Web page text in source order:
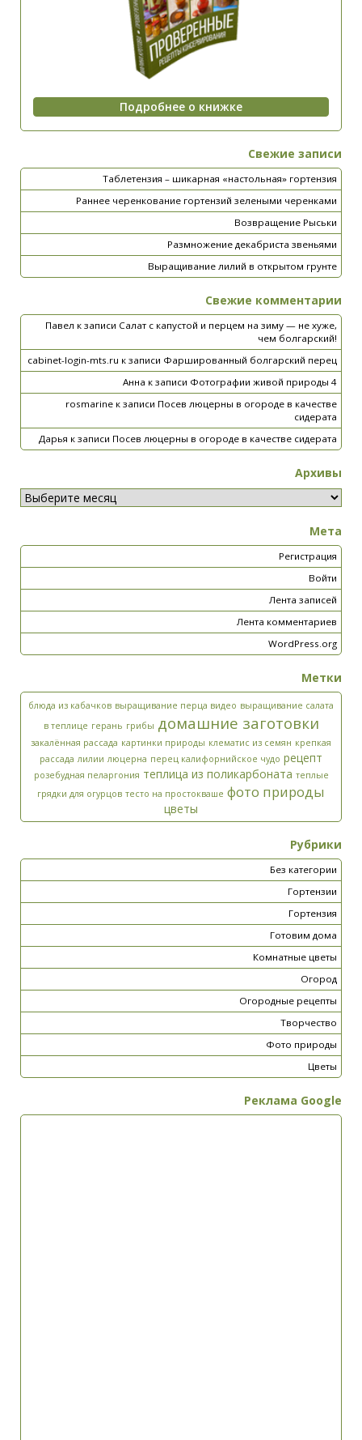
Свежие записи
Таблетензия – шикарная «настольная» гортензия
Раннее черенкование гортензий зелеными черенками
Возвращение Рыськи
Размножение декабриста звеньями
Выращивание лилий в открытом грунте
Свежие комментарии
Павел к записи Салат с капустой и перцем на зиму — не хуже,
чем болгарский!
cabinet-login-mts.ru к записи Фаршированный болгарский перец
Анна к записи Фотографии живой природы 4
rosmarine к записи Посев люцерны в огороде в качестве
сидерата
Дарья к записи Посев люцерны в огороде в качестве сидерата
Архивы
Мета
Регистрация
Войти
Лента записей
Лента комментариев
WordPress.org
Метки
блюда из кабачков выращивание перца видео выращивание салата
в теплице герань грибы домашние заготовки
закалённая рассада картинки природы клематис из семян крепкая
рассада лилии люцерна перец калифорнийское чудо рецепт
розебудная пеларгония теплица из поликарбоната теплые
грядки для огурцов тесто на простокваше фото природы
цветы
Рубрики
Без категории
Гортензии
Гортензия
Готовим дома
Комнатные цветы
Огород
Огородные рецепты
Творчество
Фото природы
Цветы
Реклама Google